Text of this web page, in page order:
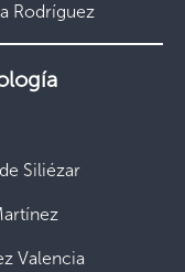
Rodríguez
Siliézar
Valencia